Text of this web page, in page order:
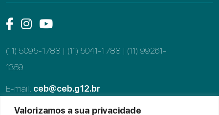
Valorizamos a sua privacidade
Link das mídias sociais
Link das mídias sociais
Link das mídias sociais
(11) 5095-1788 | (11) 5041-1788 | (11) 99261-
1359
E-mail: ceb@ceb.g12.br
Alameda dos Tupiniquins, 997, Moema